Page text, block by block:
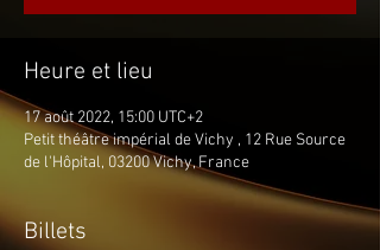
Heure et lieu
17 août 2022, 15:00 UTC+2
Petit théâtre impérial de Vichy , 12 Rue Source
de l'Hôpital, 03200 Vichy, France
Billets